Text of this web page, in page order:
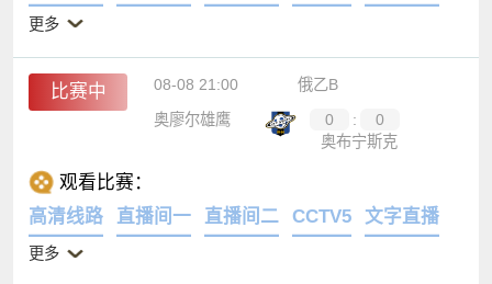
更多
比赛中 08-08 21:00
俄乙B
奥廖尔雄鹰
0 :
0
奥布宁斯克
观看比赛：
高清线路
直播间一 直播间二 CCTV5 文字直播
更多